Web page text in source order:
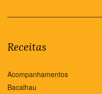
Receitas
Acompanhamentos
Bacalhau